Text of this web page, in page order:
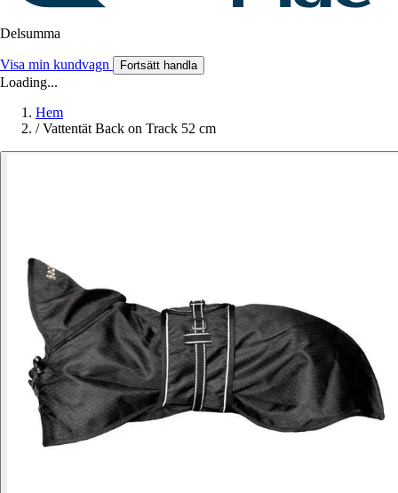
Delsumma
Visa min kundvagn Fortsätt handla
Loading...
Hem
/ Vattentät Back on Track 52 cm